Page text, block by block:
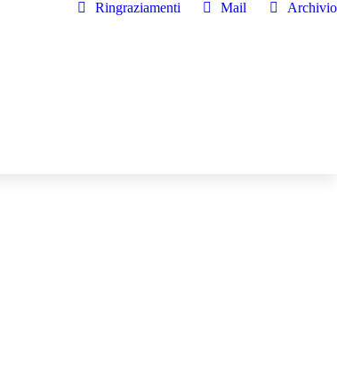
Ringraziamenti Mail
Archivio